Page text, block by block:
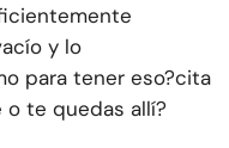
y lo
para tener eso?cita
o te quedas allí?